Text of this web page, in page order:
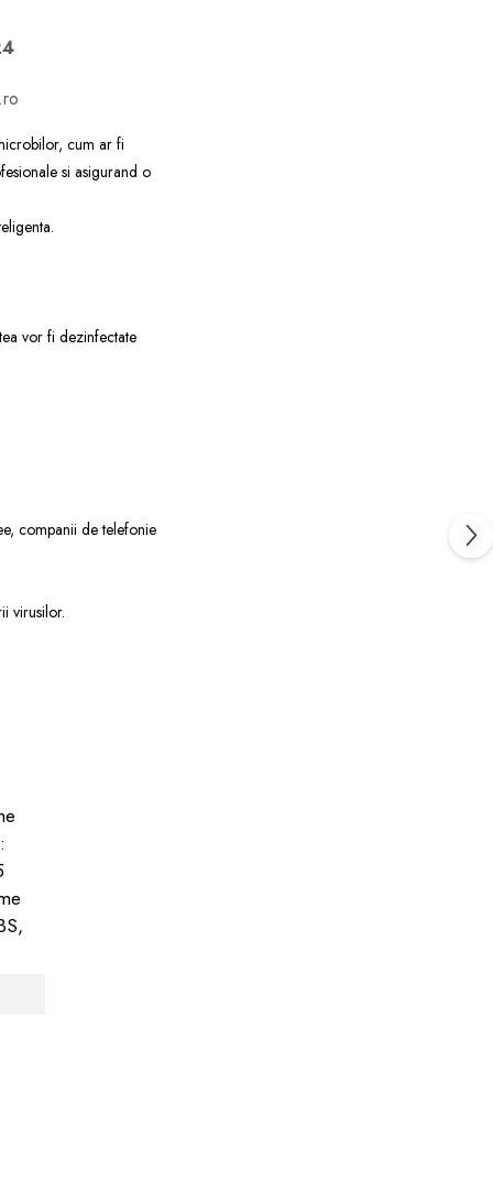
cum ar fi
si asigurand o
vor fi dezinfectate
companii de telefonie
virusilor.